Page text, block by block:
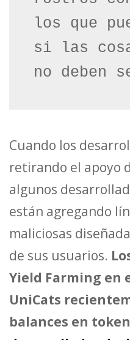
los que
si las
no deben
Cuando los
retirando el apoyo
algunos
están agregando
maliciosas
de sus usuarios.
Yield Farming en
UniCats
balances en